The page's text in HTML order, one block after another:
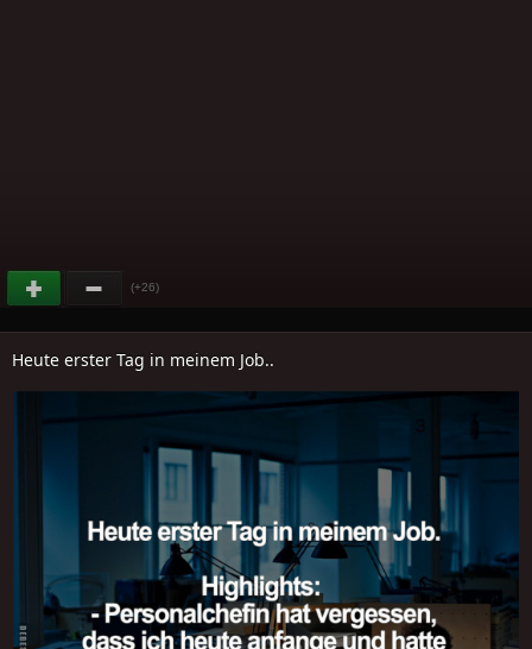
(+26)
Heute erster Tag in meinem Job..